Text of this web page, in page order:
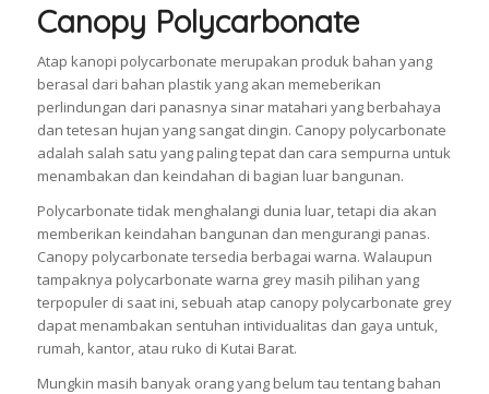
Canopy Polycarbonate
Atap kanopi polycarbonate merupakan produk bahan yang
berasal dari bahan plastik yang akan memeberikan
perlindungan dari panasnya sinar matahari yang berbahaya
dan tetesan hujan yang sangat dingin. Canopy polycarbonate
adalah salah satu yang paling tepat dan cara sempurna untuk
menambakan dan keindahan di bagian luar bangunan.
Polycarbonate tidak menghalangi dunia luar, tetapi dia akan
memberikan keindahan bangunan dan mengurangi panas.
Canopy polycarbonate tersedia berbagai warna. Walaupun
tampaknya polycarbonate warna grey masih pilihan yang
terpopuler di saat ini, sebuah atap canopy polycarbonate grey
dapat menambakan sentuhan intividualitas dan gaya untuk,
rumah, kantor, atau ruko di Kutai Barat.
Mungkin masih banyak orang yang belum tau tentang bahan